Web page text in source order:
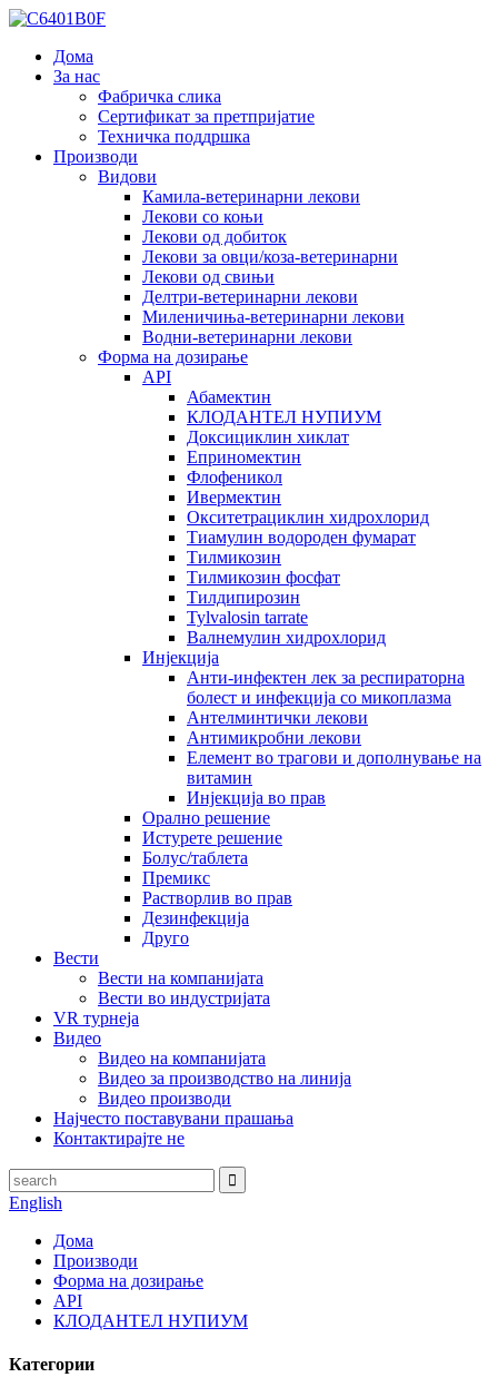
Дома
За нас
Фабричка слика
Сертификат за претпријатие
Техничка поддршка
Производи
Видови
Камила-ветеринарни лекови
Лекови со коњи
Лекови од добиток
Лекови за овци/коза-ветеринарни
Лекови од свињи
Делтри-ветеринарни лекови
Миленичиња-ветеринарни лекови
Водни-ветеринарни лекови
Форма на дозирање
API
Абамектин
КЛОДАНТЕЛ НУПИУМ
Доксициклин хиклат
Еприномектин
Флофеникол
Ивермектин
Окситетрациклин хидрохлорид
Тиамулин водороден фумарат
Тилмикозин
Тилмикозин фосфат
Тилдипирозин
Tylvalosin tarrate
Валнемулин хидрохлорид
Инјекција
Анти-инфектен лек за респираторна
болест и инфекција со микоплазма
Антелминтички лекови
Антимикробни лекови
Елемент во трагови и дополнување на
витамин
Инјекција во прав
Орално решение
Истурете решение
Болус/таблета
Премикс
Растворлив во прав
Дезинфекција
Друго
Вести
Вести на компанијата
Вести во индустријата
VR турнеја
Видео
Видео на компанијата
Видео за производство на линија
Видео производи
Најчесто поставувани прашања
Контактирајте не
English
Дома
Производи
Форма на дозирање
API
КЛОДАНТЕЛ НУПИУМ
Категории